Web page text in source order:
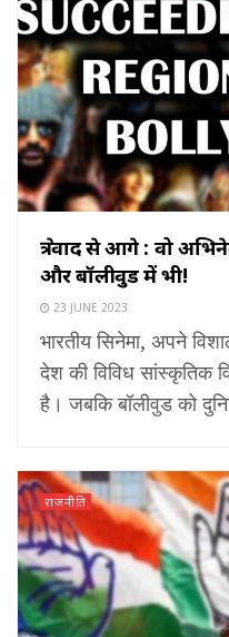
क्षेत्रवाद से आगे : वो
और बॉलीवुड में भी!
23 JUNE 2023
भारतीय सिनेमा, अपने
देश की विविध सांस्कृतिक
है। जबकि बॉलीवुड को
राजनीति